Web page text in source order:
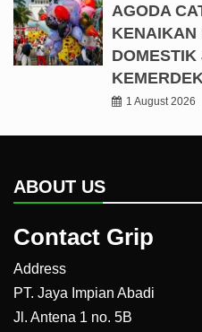
AGODA
KENAIKAN
1 August 2026
ABOUT US
Contact Grip
Address
PT. Jaya Impian Abadi
Jl. Antena 1 no. 5B